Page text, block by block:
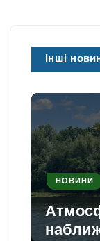
Інші
НОВИНИ